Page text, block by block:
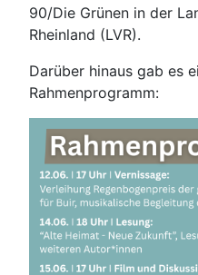
90/Die Grünen in der
Rheinland (LVR).
Darüber hinaus gab es
Rahmenprogramm: